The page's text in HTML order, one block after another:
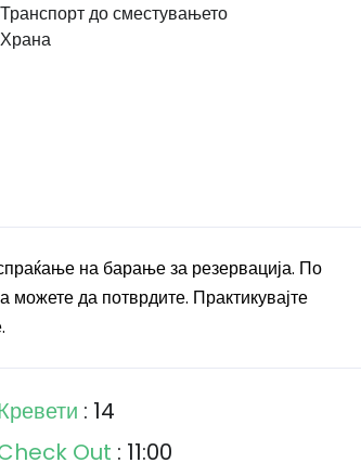
Транспорт до сместувањето
Храна
на барање за резервација. По
да потврдите. Практикувајте
: 14
Out : 11:00